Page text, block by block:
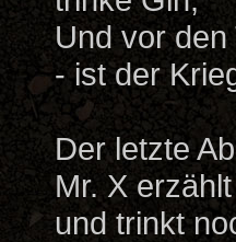
Und vor
- ist der
Der letzte
Mr. X
und trinkt